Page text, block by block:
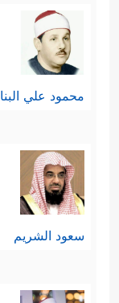
محمود علي البنا
سعود الشريم